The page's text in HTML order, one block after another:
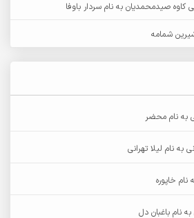
آرش نظری
کاوه صیدمحمدیان به نام سردار باوفا
شمامه
به نام محضر
به نام لیلا تهرانی
نام خاپوره
نام باغبان دل